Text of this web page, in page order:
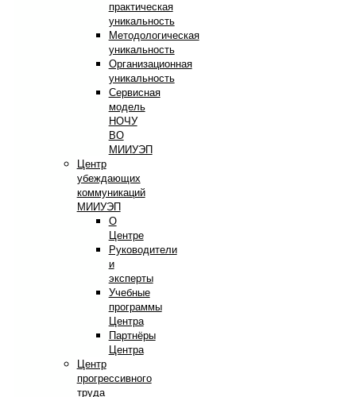
практическая
уникальность
Методологическая
уникальность
Организационная
уникальность
Сервисная
модель
НОЧУ
ВО
МИИУЭП
Центр
убеждающих
коммуникаций
МИИУЭП
О
Центре
Руководители
и
эксперты
Учебные
программы
Центра
Партнёры
Центра
Центр
прогрессивного
труда